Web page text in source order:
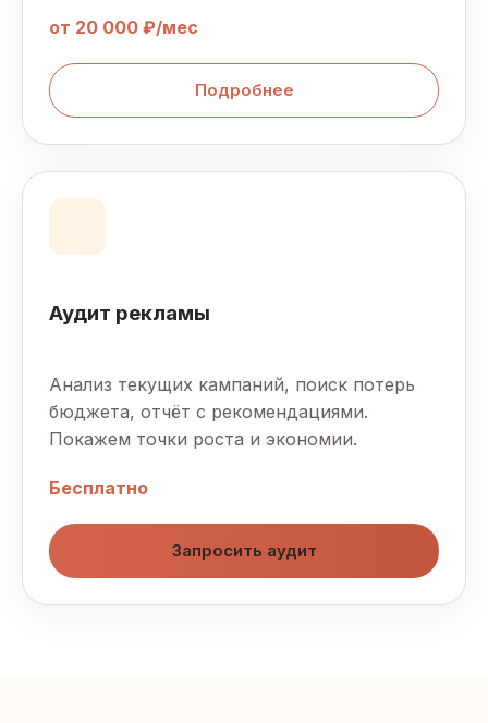
от 20 000 ₽/мес
Подробнее
Аудит рекламы
Анализ текущих кампаний, поиск потерь
бюджета, отчёт с рекомендациями.
Покажем точки роста и экономии.
Бесплатно
Запросить аудит